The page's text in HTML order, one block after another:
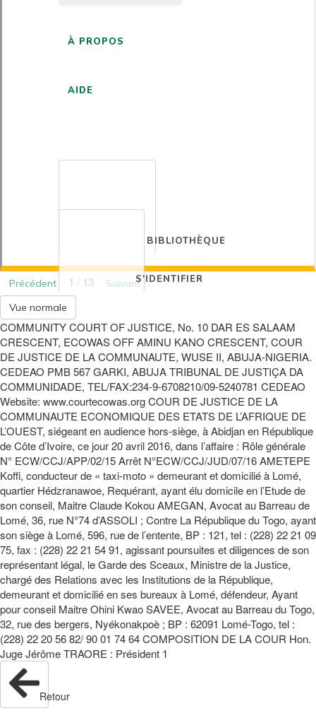
À PROPOS
AIDE
BIBLIOTHÈQUE
S'IDENTIFIER
Précédent 1 / 13
Suivant
Vue normale
COMMUNITY COURT OF JUSTICE, No. 10 DAR ES SALAAM
CRESCENT, ECOWAS OFF AMINU KANO CRESCENT, COUR
DE JUSTICE DE LA COMMUNAUTE, WUSE II, ABUJA-NIGERIA.
CEDEAO PMB 567 GARKI, ABUJA TRIBUNAL DE JUSTIÇA DA
COMMUNIDADE, TEL/FAX:234-9-6708210/09-5240781 CEDEAO
Website: www.courtecowas.org COUR DE JUSTICE DE LA
COMMUNAUTE ECONOMIQUE DES ETATS DE L’AFRIQUE DE
L’OUEST, siégeant en audience hors-siège, à Abidjan en République
de Côte d’Ivoire, ce jour 20 avril 2016, dans l’affaire : Rôle générale
N° ECW/CCJ/APP/02/15 Arrêt N°ECW/CCJ/JUD/07/16 AMETEPE
Koffi, conducteur de « taxi-moto » demeurant et domicilié à Lomé,
quartier Hédzranawoe, Requérant, ayant élu domicile en l’Etude de
son conseil, Maitre Claude Kokou AMEGAN, Avocat au Barreau de
Lomé, 36, rue N°74 d’ASSOLI ; Contre La République du Togo, ayant
son siège à Lomé, 596, rue de l’entente, BP : 121, tel : (228) 22 21 09
75, fax : (228) 22 21 54 91, agissant poursuites et diligences de son
représentant légal, le Garde des Sceaux, Ministre de la Justice,
chargé des Relations avec les Institutions de la République,
demeurant et domicilié en ses bureaux à Lomé, défendeur, Ayant
pour conseil Maitre Ohini Kwao SAVEE, Avocat au Barreau du Togo,
32, rue des bergers, Nyékonakpoè ; BP : 62091 Lomé-Togo, tel :
(228) 22 20 56 82/ 90 01 74 64 COMPOSITION DE LA COUR Hon.
Juge Jérôme TRAORE : Président 1
Retour